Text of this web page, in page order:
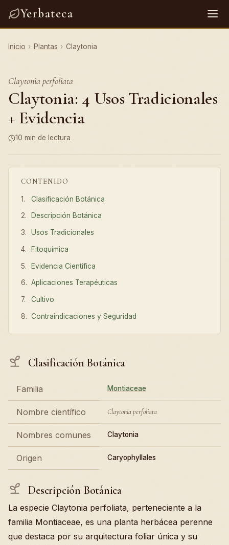
Yerbateca
Inicio › Plantas › Claytonia
Claytonia perfoliata
Claytonia: 4 Usos Tradicionales
+ Evidencia
10 min de lectura
CONTENIDO
Clasificación Botánica
Descripción Botánica
Usos Tradicionales
Fitoquímica
Evidencia Científica
Aplicaciones Terapéuticas
Cultivo
Contraindicaciones y Seguridad
Clasificación Botánica
Familia Montiaceae
Nombre científico Claytonia perfoliata
Nombres comunes Claytonia
Origen Caryophyllales
Descripción Botánica
La especie Claytonia perfoliata, perteneciente a la
familia Montiaceae, es una planta herbácea perenne
que destaca por su arquitectura foliar única y su